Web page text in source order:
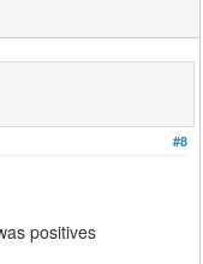
#8
positives